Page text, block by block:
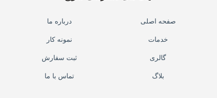
صفحه اصلی درباره ما
خدمات نمونه کار
گالری ثبت سفارش
بلاگ تماس با ما